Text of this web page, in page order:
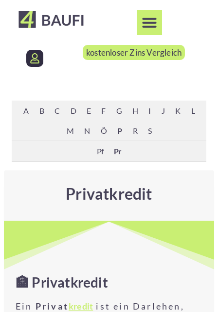
kostenloser Zins Vergleich
A B C D E F G H I J K L
M N Ö P R S
Pf Pr
Privatkredit
🏦 Privatkredit
Ein Privatkredit ist ein Darlehen,